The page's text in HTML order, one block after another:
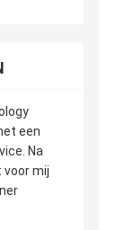
een
Na
voor mij